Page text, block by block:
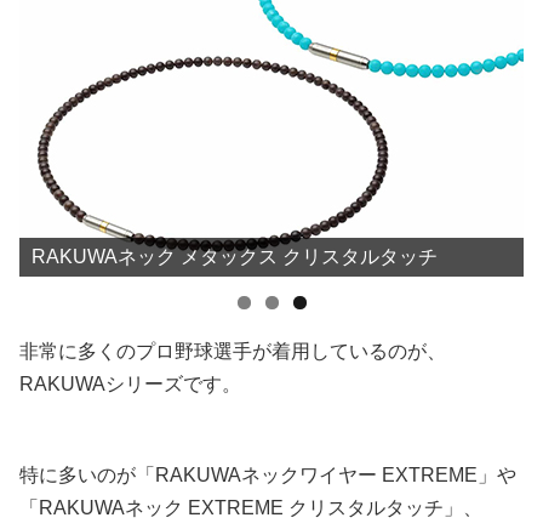
RAKUWAネック メタックス クリスタルタッチ
非常に多くのプロ野球選手が着用しているのが、
RAKUWAシリーズです。
特に多いのが「RAKUWAネックワイヤー EXTREME」や
「RAKUWAネック EXTREME クリスタルタッチ」、